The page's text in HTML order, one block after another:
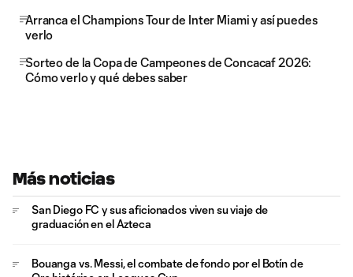
Arranca el Champions Tour de Inter Miami y así puedes
verlo
Sorteo de la Copa de Campeones de Concacaf 2026:
Cómo verlo y qué debes saber
Más noticias
San Diego FC y sus aficionados viven su viaje de
graduación en el Azteca
Bouanga vs. Messi, el combate de fondo por el Botín de